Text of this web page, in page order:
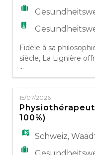
hochladen
Anmelden
Sprache
EN
FR
Fidèle à sa
siècle, La Lignière
pluridisciplinaire où
de toute l'attention
compte l'individu
biologiques,
activités s'adressent
besoin de soins ou
développer un sty
...
15/07/2026
100%)
Schweiz,